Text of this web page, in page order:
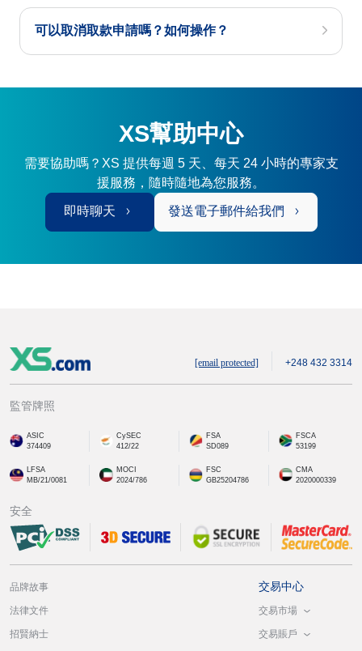
可以取消取款申請嗎？如何操作？
XS幫助中心
需要協助嗎？XS 提供每週 5 天、每天 24 小時的專家支
援服務，隨時隨地為您服務。
即時聊天 發送電子郵件給我們
[email protected] +248 432 3314
監管牌照
ASIC
374409
CySEC
412/22
FSA
SD089
FSCA
53199
LFSA
MB/21/0081
MOCI
2024/786
FSC
GB25204786
CMA
2020000339
安全
品牌故事
法律文件
招賢納士
交易中心
交易市場
交易賬戶